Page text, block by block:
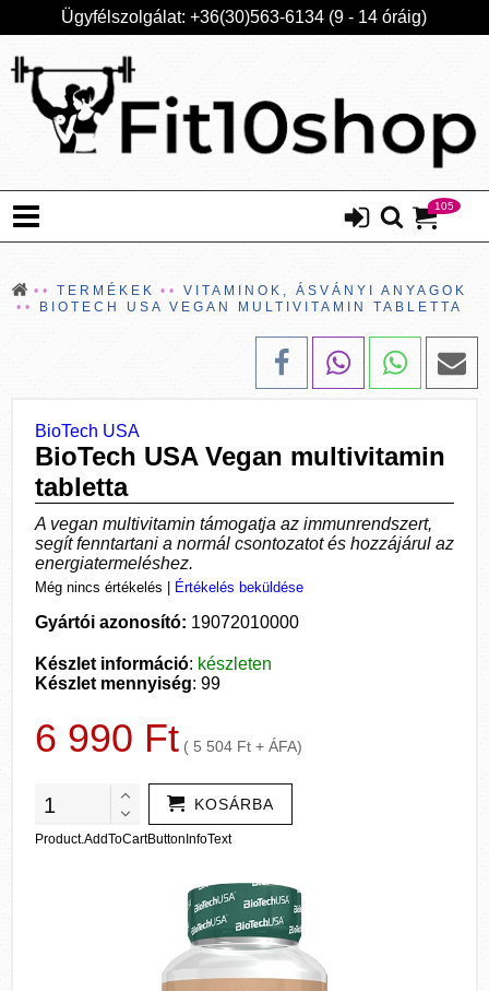
Ügyfélszolgálat: +36(30)563-6134 (9 - 14 óráig)
105
TERMÉKEK
VITAMINOK, ÁSVÁNYI ANYAGOK
BIOTECH USA VEGAN MULTIVITAMIN TABLETTA
BioTech USA
BioTech USA Vegan multivitamin
tabletta
A vegan multivitamin támogatja az immunrendszert,
segít fenntartani a normál csontozatot és hozzájárul az
energiatermeléshez.
Még nincs értékelés Értékelés beküldése
Gyártói azonosító: 19072010000
Készlet információ: készleten
Készlet mennyiség: 99
6 990 Ft ( 5 504 Ft + ÁFA)
KOSÁRBA
Product.AddToCartButtonInfoText